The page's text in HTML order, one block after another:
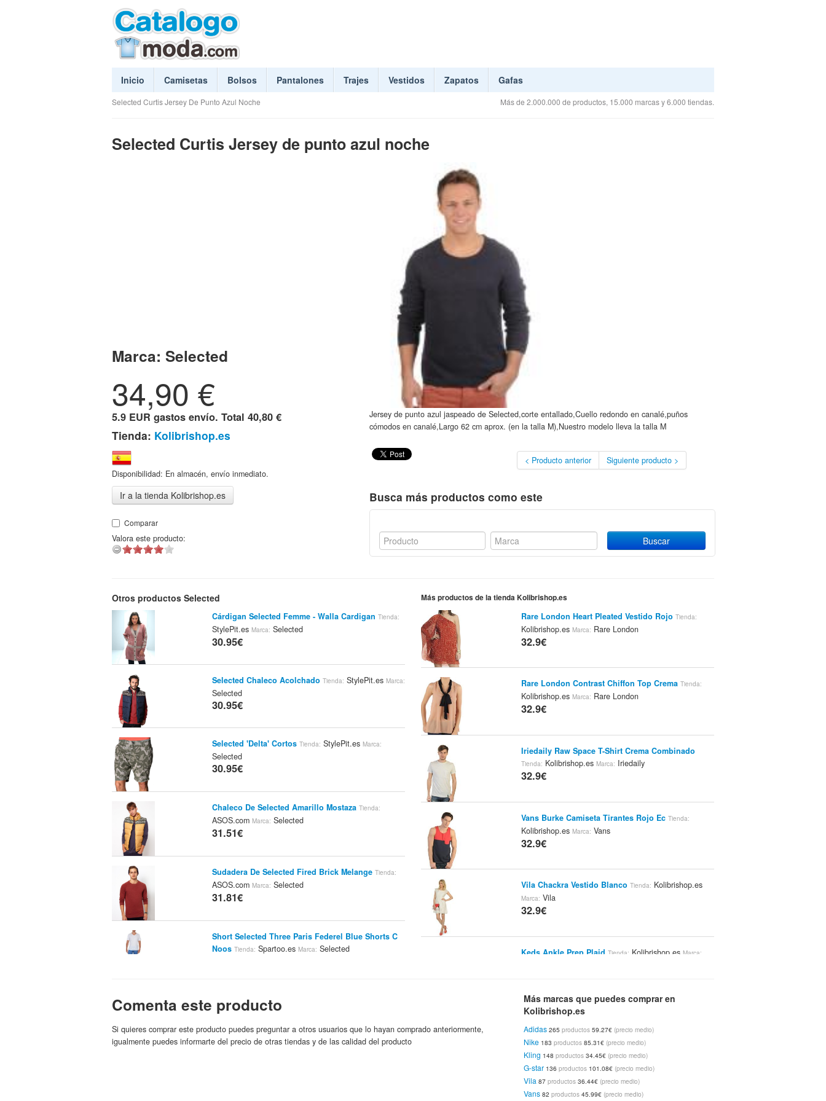
Inicio Camisetas Bolsos Pantalones Trajes Vestidos Zapatos Gafas
Selected Curtis Jersey De Punto Azul Noche Más de 2.000.000 de productos, 15.000 marcas y 6.000 tiendas.
Selected Curtis Jersey de punto azul noche
Marca: Selected
34,90 €
5.9 EUR gastos envío. Total 40,80 €
Tienda: Kolibrishop.es
Disponibilidad: En almacén, envío inmediato.
Ir a la tienda Kolibrishop.es
Comparar
Valora este producto:
Jersey de punto azul jaspeado de Selected,corte entallado,Cuello redondo en canalé,puños
cómodos en canalé,Largo 62 cm aprox. (en la talla M),Nuestro modelo lleva la talla M
< Producto anterior Siguiente producto >
Busca más productos como este
Otros productos Selected
Cárdigan Selected Femme - Walla Cardigan Tienda:
StylePit.esMarca: Selected
30.95€
Selected Chaleco Acolchado Tienda: StylePit.esMarca:
Selected
30.95€
Selected 'Delta' Cortos Tienda: StylePit.esMarca:
Selected
30.95€
Chaleco De Selected Amarillo Mostaza Tienda:
ASOS.comMarca: Selected
31.51€
Sudadera De Selected Fired Brick Melange Tienda:
ASOS.comMarca: Selected
31.81€
Short Selected Three Paris Federel Blue Shorts C
Noos Tienda: Spartoo.esMarca: Selected
33.95€
Más productos de la tienda Kolibrishop.es
Rare London Heart Pleated Vestido Rojo Tienda:
Kolibrishop.es Marca: Rare London
32.9€
Rare London Contrast Chiffon Top Crema Tienda:
Kolibrishop.es Marca: Rare London
32.9€
Iriedaily Raw Space T-Shirt Crema Combinado
Tienda: Kolibrishop.es Marca: Iriedaily
32.9€
Vans Burke Camiseta Tirantes Rojo Ec Tienda:
Kolibrishop.es Marca: Vans
32.9€
Vila Chackra Vestido Blanco Tienda: Kolibrishop.es
Marca: Vila
32.9€
Keds Ankle Prep Plaid Tienda: Kolibrishop.es Marca:
Vans M Vans Otw Camiseta Cereza Tomate Blanco
Tienda:Kolibrishop.esMarca:Vans
32.9€
Mazine Mauler Camisa Gris Patchwork
Comenta este producto
Si quieres comprar este producto puedes preguntar a otros usuarios que lo hayan comprado anteriormente,
igualmente puedes informarte del precio de otras tiendas y de las calidad del producto
Más marcas que puedes comprar en
Kolibrishop.es
Adidas 265productos 59.27€ (precio medio)
Nike 183productos 85.31€ (precio medio)
Kling 148productos 34.45€ (precio medio)
G-star 136productos 101.08€ (precio medio)
Vila 87productos 36.44€ (precio medio)
Vans 82productos 45.99€ (precio medio)